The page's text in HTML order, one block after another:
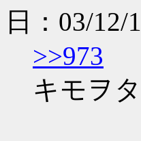
日：03/12/
>>973
キモヲ